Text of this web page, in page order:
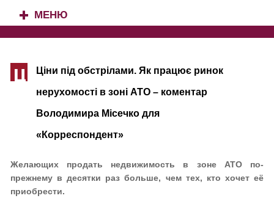
+ МЕНЮ
Ц Ціни під обстрілами. Як працює ринок
нерухомості в зоні АТО – коментар
Володимира Місечко для
«Корреспондент»
Желающих продать недвижимость в зоне АТО по-
прежнему в десятки раз больше, чем тех, кто хочет её
приобрести.